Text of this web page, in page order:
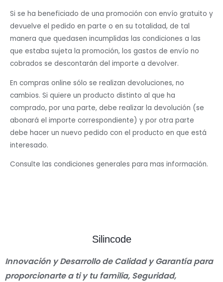
Si se ha beneficiado de una promoción con envío gratuito y
devuelve el pedido en parte o en su totalidad, de tal
manera que quedasen incumplidas las condiciones a las
que estaba sujeta la promoción, los gastos de envío no
cobrados se descontarán del importe a devolver.
En compras online sólo se realizan devoluciones, no
cambios. Si quiere un producto distinto al que ha
comprado, por una parte, debe realizar la devolución (se
abonará el importe correspondiente) y por otra parte
debe hacer un nuevo pedido con el producto en que está
interesado.
Consulte las condiciones generales para mas información.
Silincode
Innovación y Desarrollo de Calidad y Garantía para
proporcionarte a ti y tu familia, Seguridad,